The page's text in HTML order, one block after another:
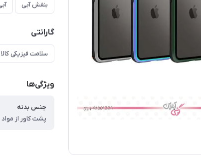
بنفش آبی
گارانتی
سلامت فیزیکی کالا
ویژگی‌ها
جنس بدنه